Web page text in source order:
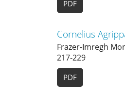
PDF
Cornelius
Frazer-Imregh
217-229
PDF